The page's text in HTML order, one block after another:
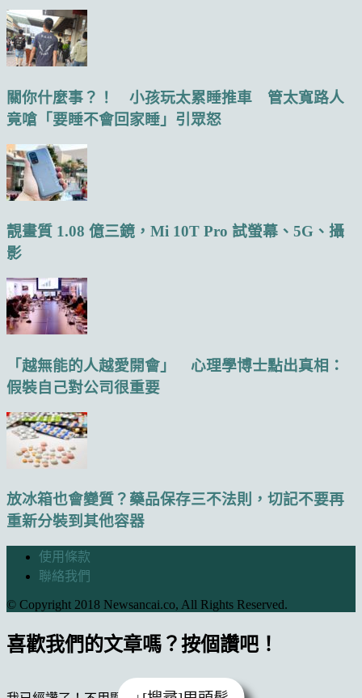
關你什麼事？！ 小孩玩太累睡推車 管太寬路人
竟嗆「要睡不會回家睡」引眾怒
靚畫質 1.08 億三鏡，Mi 10T Pro 試螢幕、5G、攝
影
「越無能的人越愛開會」 心理學博士點出真相：
假裝自己對公司很重要
放冰箱也會變質？藥品保存三不法則，切記不要再
重新分裝到其他容器
使用條款
聯絡我們
© Copyright 2018 Newsancai.co, All Rights Reserved.
喜歡我們的文章嗎？按個讚吧！